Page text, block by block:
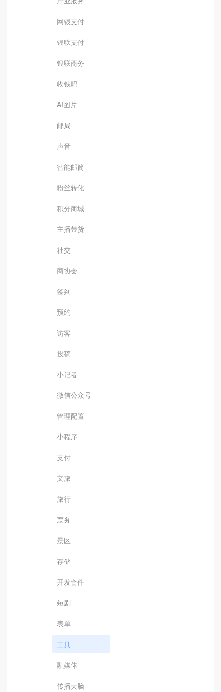
网银支付
银联支付
银联商务
收钱吧
AI图片
邮局
声音
智能邮筒
粉丝转化
积分商城
主播带货
社交
商协会
签到
预约
访客
投稿
小记者
微信公众号
管理配置
小程序
支付
文旅
旅行
票务
景区
存储
开发套件
短剧
表单
工具
融媒体
传播大脑